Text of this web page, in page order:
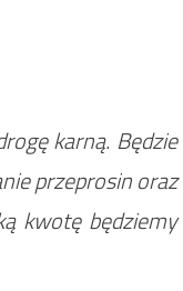
karną. Będzie
przeprosin oraz
kwotę będziemy